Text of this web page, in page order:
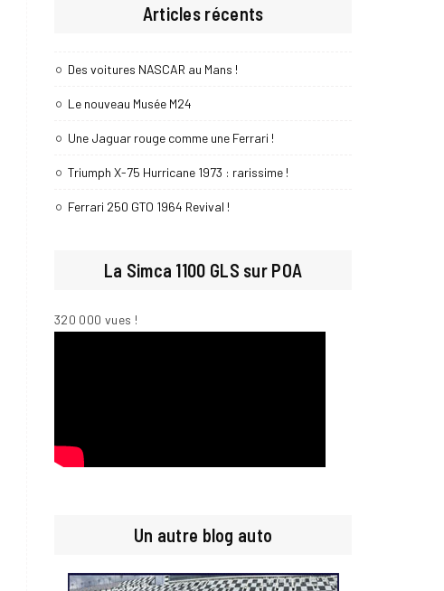
Articles récents
Des voitures NASCAR au Mans !
Le nouveau Musée M24
Une Jaguar rouge comme une Ferrari !
Triumph X-75 Hurricane 1973 : rarissime !
Ferrari 250 GTO 1964 Revival !
La Simca 1100 GLS sur POA
320 000 vues !
Un autre blog auto